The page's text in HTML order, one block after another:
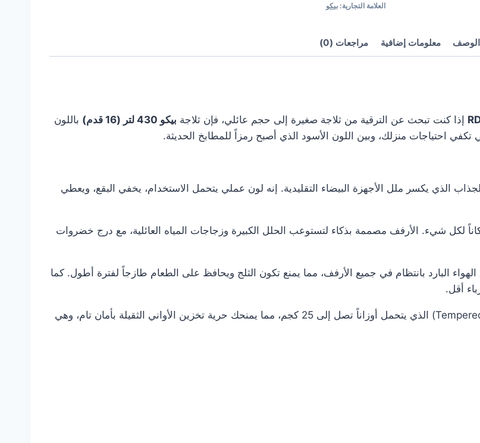
العلامة التجارية: بيكو
الوصف معلومات إضافية مراجعات (0)
إذا كنت تبحث عن الترقية من ثلاجة صغيرة إلى حجم عائلي، فإن ثلاجة بيكو 430 لتر (16 قدم)
باللون
تكفي احتياجات منزلك، وبين اللون الأسود الذي أصبح رمزاً للمطابخ الحديثة.
الجذاب الذي يكسر ملل الأجهزة البيضاء التقليدية. إنه لون عملي يتحمل الاستخدام، يخفي البقع، ويعطي
430 لتر، ستجد مكاناً لكل شيء. الأرفف مصممة بذكاء لتستوعب الحلل الكبيرة وزجاجات المياه العائلية، مع درج خضروات
البارد بانتظام في جميع الأرفف، مما يمنع تكون الثلج ويحافظ على الطعام طازجاً لفترة أطول. كما
أرفف الثلاجة مصنوعة من الزجاج المقوى (Tempered Glass) الذي يتحمل أوزاناً تصل إلى 25 كجم، مما يمنحك حرية تخزين الأواني الثقيلة بأمان تام، وهي